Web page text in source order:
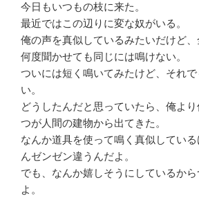
今日もいつもの枝に来た。
最近ではこの辺りに変な奴がいる。
俺の声を真似しているみたいだけど、
何度聞かせても同じには鳴けない。
ついには短く鳴いてみたけど、それ
い。
どうしたんだと思っていたら、俺よ
つが人間の建物から出てきた。
なんか道具を使って鳴く真似してい
んゼンゼン違うんだよ。
でも、なんか嬉しそうにしているか
よ。